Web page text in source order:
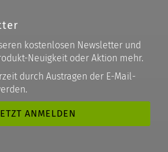
kostenlosen Newsletter und
Neuigkeit oder Aktion mehr.
durch Austragen der E-Mail-